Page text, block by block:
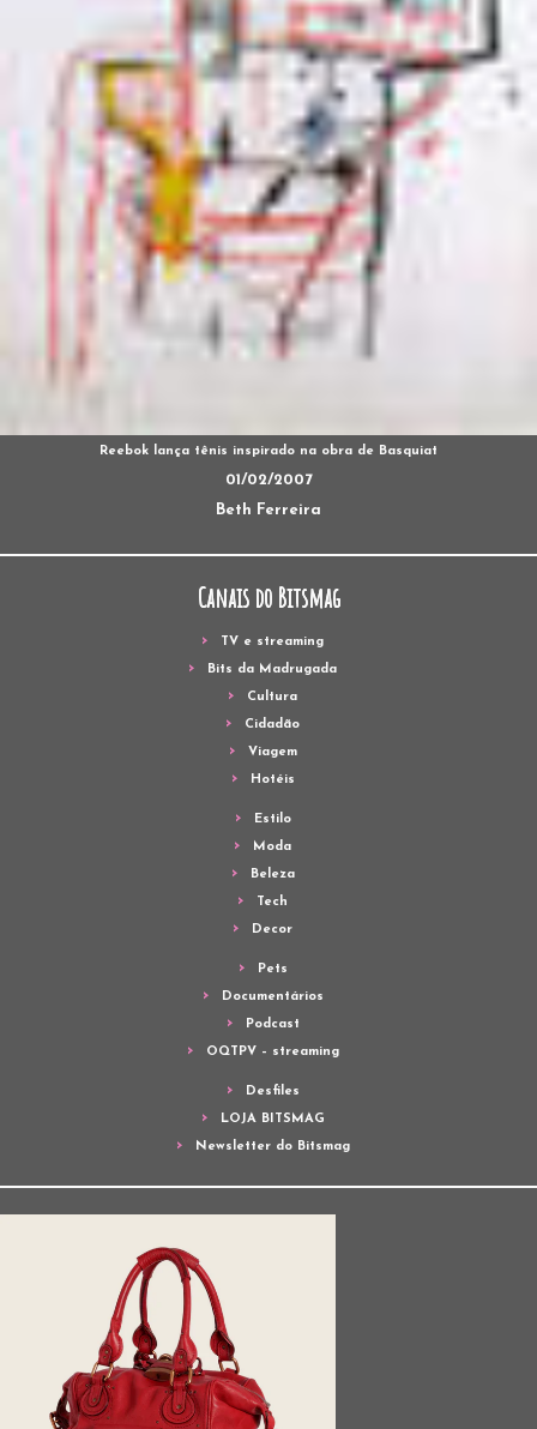
Reebok lança tênis inspirado na obra de Basquiat
01/02/2007
Beth Ferreira
Canais do Bitsmag
TV e streaming
Bits da Madrugada
Cultura
Cidadão
Viagem
Hotéis
Estilo
Moda
Beleza
Tech
Decor
Pets
Documentários
Podcast
OQTPV – streaming
Desfiles
LOJA BITSMAG
Newsletter do Bitsmag